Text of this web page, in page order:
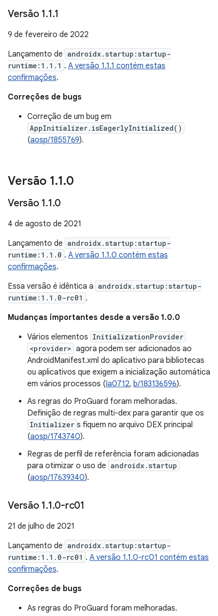
Versão 1.1.1
9 de fevereiro de 2022
Lançamento de androidx.startup:startup-
runtime:1.1.1 . A versão 1.1.1 contém estas
confirmações.
Correções de bugs
Correção de um bug em
AppInitializer.isEagerlyInitialized()
(aosp/1855769).
Versão 1.1.0
Versão 1.1.0
4 de agosto de 2021
Lançamento de androidx.startup:startup-
runtime:1.1.0 . A versão 1.1.0 contém estas
confirmações.
Essa versão é idêntica a androidx.startup:startup-
runtime:1.1.0-rc01 .
Mudanças importantes desde a versão 1.0.0
Vários elementos InitializationProvider
<provider> agora podem ser adicionados ao
AndroidManifest.xml do aplicativo para bibliotecas
ou aplicativos que exigem a inicialização automática
em vários processos (Ia0712, b/183136596).
As regras do ProGuard foram melhoradas.
Definição de regras multi-dex para garantir que os
Initializer s fiquem no arquivo DEX principal
(aosp/1743740).
Regras de perfil de referência foram adicionadas
para otimizar o uso de androidx.startup
(aosp/17639340).
Versão 1.1.0-rc01
21 de julho de 2021
Lançamento de androidx.startup:startup-
runtime:1.1.0-rc01 . A versão 1.1.0-rc01 contém estas
confirmações.
Correções de bugs
As regras do ProGuard foram melhoradas.